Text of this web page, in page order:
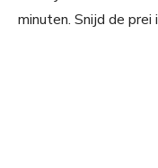
minuten. Snijd de prei